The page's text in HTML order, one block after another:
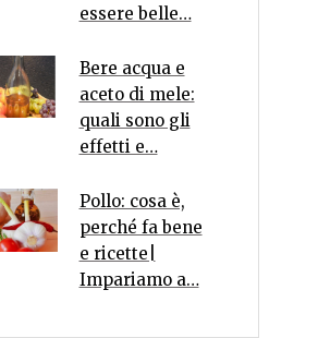
essere belle…
Bere acqua e
aceto di mele:
quali sono gli
effetti e…
Pollo: cosa è,
perché fa bene
e ricette|
Impariamo a…